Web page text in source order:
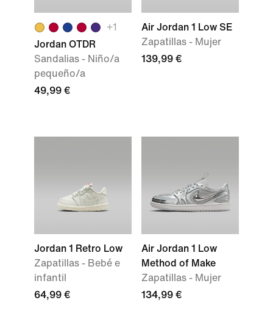
+1
Jordan OTDR
Sandalias - Niño/a
pequeño/a
49,99 €
Air Jordan 1 Low SE
Zapatillas - Mujer
139,99 €
Jordan 1 Retro Low
Zapatillas - Bebé e
infantil
64,99 €
Air Jordan 1 Low
Method of Make
Zapatillas - Mujer
134,99 €